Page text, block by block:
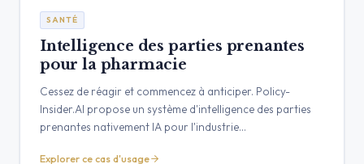
SANTÉ
Intelligence des parties prenantes
pour la pharmacie
Cessez de réagir et commencez à anticiper. Policy-
Insider.AI propose un système d'intelligence des parties
prenantes nativement IA pour l'industrie
Explorer ce cas d'usage